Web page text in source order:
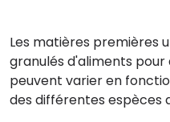
Les matières premières
granulés d'aliments
peuvent varier en
des différentes espèces